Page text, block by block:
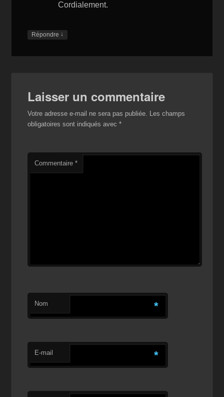
Cordialement.
Répondre ↓
Laisser un commentaire
Votre adresse e-mail ne sera pas publiée. Les champs
obligatoires sont indiqués avec*
Commentaire*
Nom *
E-mail *